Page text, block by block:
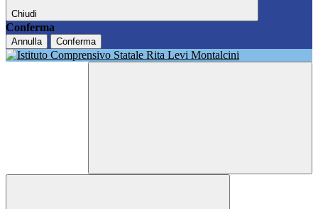
Chiudi
Conferma
Annulla Conferma